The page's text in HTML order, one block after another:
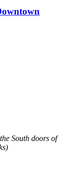
South doors of